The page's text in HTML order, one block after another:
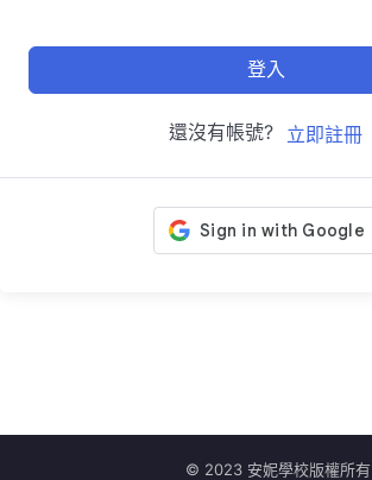
登入
還沒有帳號? 立即註冊
© 2023 安妮學校版權所有